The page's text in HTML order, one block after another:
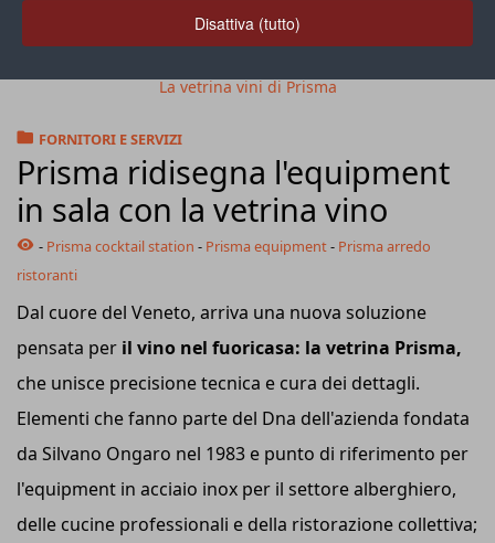
Disattiva (tutto)
La vetrina vini di Prisma
FORNITORI E SERVIZI
Prisma ridisegna l'equipment
in sala con la vetrina vino
- Prisma cocktail station - Prisma equipment- Prisma arredo
ristoranti
Dal cuore del Veneto, arriva una nuova soluzione
pensata per il vino nel fuoricasa: la vetrina Prisma,
che unisce precisione tecnica e cura dei dettagli.
Elementi che fanno parte del Dna dell'azienda fondata
da Silvano Ongaro nel 1983 e punto di riferimento per
l'equipment in acciaio inox per il settore alberghiero,
delle cucine professionali e della ristorazione collettiva;